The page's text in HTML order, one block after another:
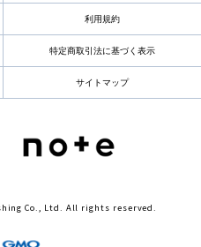
利用規約
特定商取引法に基づく表示
サイトマップ
Co., Ltd. All rights reserved.